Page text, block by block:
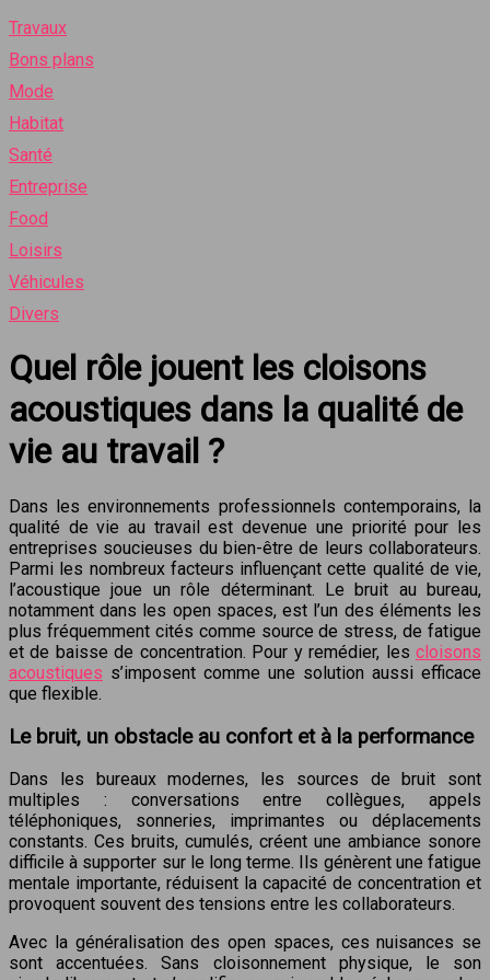
Travaux
Bons plans
Mode
Habitat
Santé
Entreprise
Food
Loisirs
Véhicules
Divers
Quel rôle jouent les cloisons
acoustiques dans la qualité de
vie au travail ?
Dans les environnements professionnels contemporains, la
qualité de vie au travail est devenue une priorité pour les
entreprises soucieuses du bien-être de leurs collaborateurs.
Parmi les nombreux facteurs influençant cette qualité de vie,
l’acoustique joue un rôle déterminant. Le bruit au bureau,
notamment dans les open spaces, est l’un des éléments les
plus fréquemment cités comme source de stress, de fatigue
et de baisse de concentration. Pour y remédier, les cloisons
acoustiques s’imposent comme une solution aussi efficace
que flexible.
Le bruit, un obstacle au confort et à la performance
Dans les bureaux modernes, les sources de bruit sont
multiples : conversations entre collègues, appels
téléphoniques, sonneries, imprimantes ou déplacements
constants. Ces bruits, cumulés, créent une ambiance sonore
difficile à supporter sur le long terme. Ils génèrent une fatigue
mentale importante, réduisent la capacité de concentration et
provoquent souvent des tensions entre les collaborateurs.
Avec la généralisation des open spaces, ces nuisances se
sont accentuées. Sans cloisonnement physique, le son